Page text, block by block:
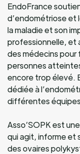
EndoFrance
d’endométriose et
la maladie et son
professionnelle, et
des médecins pour
personnes
encore trop élevé.
dédiée à
différentes
Asso’SOPK est
qui agit, informe et
des ovaires